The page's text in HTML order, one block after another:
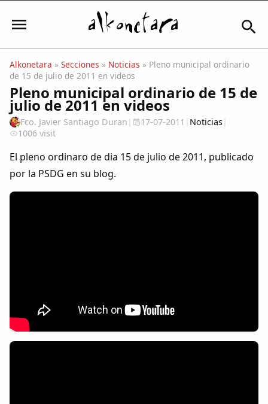
Iniciar sesión
Mi Cuenta
El Tiempo
AlkoTV
Biblioteca
Alkonetara » Secciones » Noticias » Pleno municipal ordinario
de 15 de julio de 2011 en videos
Pleno municipal ordinario de 15 de
julio de 2011 en videos
Fco. Javier Santiago Duran | 17-07-2011 | Noticias|
1006 visit
El pleno ordinaro de dia 15 de julio de 2011, publicado
por la PSDG en su blog.